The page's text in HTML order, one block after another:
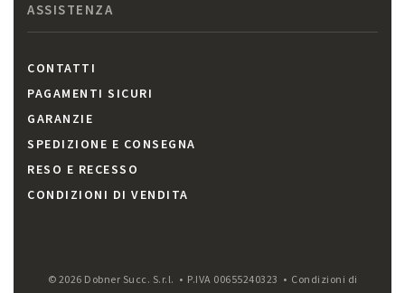
ASSISTENZA
CONTATTI
PAGAMENTI SICURI
GARANZIE
SPEDIZIONE E CONSEGNA
RESO E RECESSO
CONDIZIONI DI VENDITA
© 2026 Dobner Succ. S.r.l. • P.IVA 00655240323 • Condizioni di